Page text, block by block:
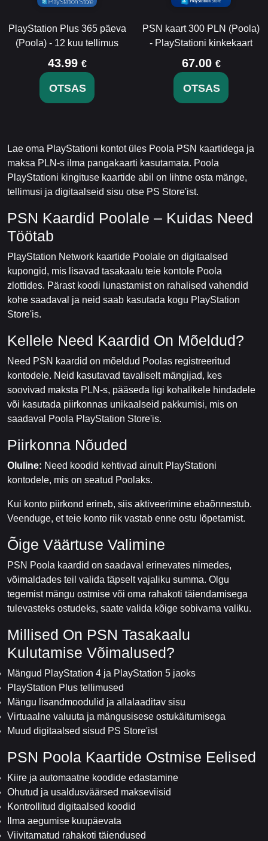
PlayStation Plus 365 päeva
(Poola) - 12 kuu tellimus
43.99 €
OTSAS
PSN kaart 300 PLN (Poola)
- PlayStationi kinkekaart
67.00 €
OTSAS
Lae oma PlayStationi kontot üles Poola PSN kaartidega ja
maksa PLN-s ilma pangakaarti kasutamata. Poola
PlayStationi kingituse kaartide abil on lihtne osta mänge,
tellimusi ja digitaalseid sisu otse PS Store'ist.
PSN Kaardid Poolale – Kuidas Need
Töötab
PlayStation Network kaartide Poolale on digitaalsed
kupongid, mis lisavad tasakaalu teie kontole Poola
zlottides. Pärast koodi lunastamist on rahalised vahendid
kohe saadaval ja neid saab kasutada kogu PlayStation
Store'is.
Kellele Need Kaardid On Mõeldud?
Need PSN kaardid on mõeldud Poolas registreeritud
kontodele. Neid kasutavad tavaliselt mängijad, kes
soovivad maksta PLN-s, pääseda ligi kohalikele hindadele
või kasutada piirkonnas unikaalseid pakkumisi, mis on
saadaval Poola PlayStation Store'is.
Piirkonna Nõuded
Oluline: Need koodid kehtivad ainult PlayStationi
kontodele, mis on seatud Poolaks.
Kui konto piirkond erineb, siis aktiveerimine ebaõnnestub.
Veenduge, et teie konto riik vastab enne ostu lõpetamist.
Õige Väärtuse Valimine
PSN Poola kaardid on saadaval erinevates nimedes,
võimaldades teil valida täpselt vajaliku summa. Olgu
tegemist mängu ostmise või oma rahakoti täiendamisega
tulevasteks ostudeks, saate valida kõige sobivama valiku.
Millised On PSN Tasakaalu
Kulutamise Võimalused?
Mängud PlayStation 4 ja PlayStation 5 jaoks
PlayStation Plus tellimused
Mängu lisandmoodulid ja allalaaditav sisu
Virtuaalne valuuta ja mängusisese ostukäitumisega
Muud digitaalsed sisud PS Store'ist
PSN Poola Kaartide Ostmise Eelised
Kiire ja automaatne koodide edastamine
Ohutud ja usaldusväärsed makseviisid
Kontrollitud digitaalsed koodid
Ilma aegumise kuupäevata
Viivitamatud rahakoti täiendused